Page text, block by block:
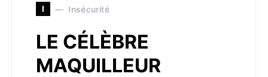
I Insécurité
LE CÉLÈBRE
MAQUILLEUR